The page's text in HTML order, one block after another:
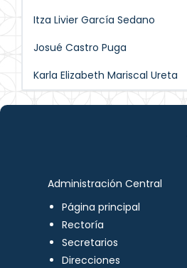
Itza Livier García Sedano
Josué Castro Puga
Karla Elizabeth Mariscal Ureta
Administración Central
Página principal
Rectoría
Secretarios
Direcciones